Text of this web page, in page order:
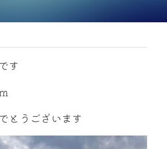
す
とうございます